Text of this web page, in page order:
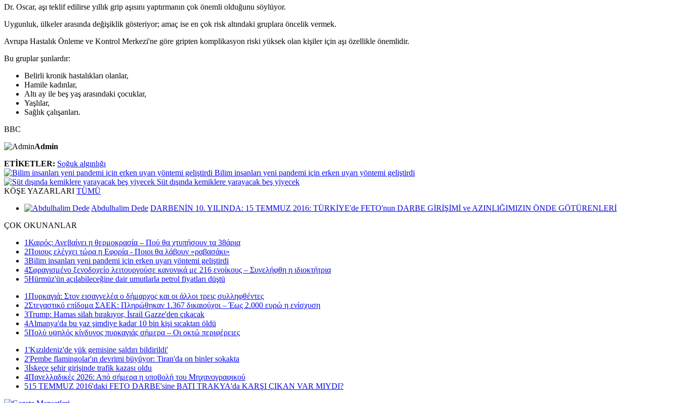
Dr. Oscar, aşı teklif edilirse yıllık grip aşısını yaptırmanın çok önemli olduğunu söylüyor.
Uygunluk, ülkeler arasında değişiklik gösteriyor; amaç ise en çok risk altındaki gruplara öncelik vermek.
Avrupa Hastalık Önleme ve Kontrol Merkezi'ne göre gripten komplikasyon riski yüksek olan kişiler için aşı özellikle önemlidir.
Bu gruplar şunlardır:
Belirli kronik hastalıkları olanlar,
Hamile kadınlar,
Altı ay ile beş yaş arasındaki çocuklar,
Yaşlılar,
Sağlık çalışanları.
BBC
Admin
ETİKETLER: Soğuk algınlığı
Bilim insanları yeni pandemi için erken uyarı yöntemi geliştirdi
Süt dışında kemiklere yarayacak beş yiyecek
KÖŞE YAZARLARI TÜMÜ
Abdulhalim Dede DARBENİN 10. YILINDA: 15 TEMMUZ 2016: TÜRKİYE'de FETO'nun DARBE GİRİŞİMİ ve AZINLIĞIMIZIN ÖNDE GÖTÜRENLERİ
ÇOK OKUNANLAR
1Καιρός: Ανεβαίνει η θερμοκρασία – Πού θα χτυπήσουν τα 38άρια
2Ποιους ελέγχει τώρα η Εφορία - Ποιοι θα λάβουν «ραβασάκι»
3Bilim insanları yeni pandemi için erken uyarı yöntemi geliştirdi
4Σφραγισμένο ξενοδοχείο λειτουργούσε κανονικά με 216 ενοίκους – Συνελήφθη η ιδιοκτήτρια
5Hürmüz'ün açılabileceğine dair umutlarla petrol fiyatları düştü
1Πυρκαγιά: Στον εισαγγελέα ο δήμαρχος και οι άλλοι τρεις συλληφθέντες
2Στεγαστικό επίδομα ΣΑΕΚ: Πληρώθηκαν 1.367 δικαιούχοι – Έως 2.000 ευρώ η ενίσχυση
3Trump: Hamas silah bırakıyor, İsrail Gazze'den çıkacak
4Almanya'da bu yaz şimdiye kadar 10 bin kişi sıcaktan öldü
5Πολύ υψηλός κίνδυνος πυρκαγιάς σήμερα – Οι οκτώ περιφέρειες
1'Kızıldeniz'de yük gemisine saldırı bildirildi'
2'Pembe flamingolar'ın devrimi büyüyor: Tiran'da on binler sokakta
3İskeçe şehir girişinde trafik kazası oldu
4Πανελλαδικές 2026: Από σήμερα η υποβολή του Μηχανογραφικού
515 TEMMUZ 2016'daki FETO DARBE'sine BATI TRAKYA'da KARŞI ÇIKAN VAR MIYDI?